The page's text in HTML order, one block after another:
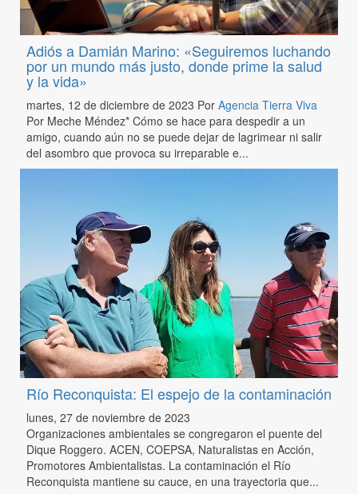
Adiós a Damián Marino: «Seguiremos luchando
por un mundo más justo, donde prime la salud
y la vida»
martes, 12 de diciembre de 2023 Por Agencia Tierra Viva
Por Meche Méndez* Cómo se hace para despedir a un
amigo, cuando aún no se puede dejar de lagrimear ni salir
del asombro que provoca su irreparable e...
Río Reconquista: El espejo de la contaminación
lunes, 27 de noviembre de 2023
Organizaciones ambientales se congregaron el puente del
Dique Roggero. ACEN, COEPSA, Naturalistas en Acción,
Promotores Ambientalistas. La contaminación el Río
Reconquista mantiene su cauce, en una trayectoria que...